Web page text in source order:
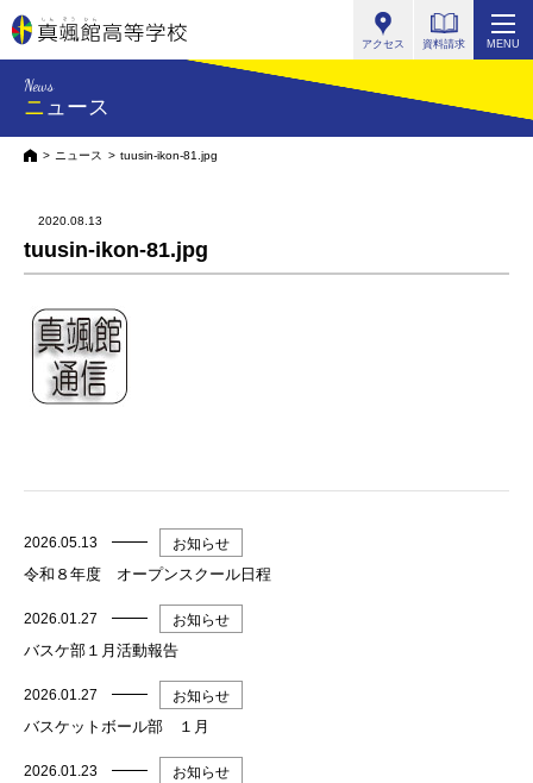
アクセス 資料請求 MENU
News
ニュース
HOMEニュース tuusin-ikon-81.jpg
2020.08.13
tuusin-ikon-81.jpg
2026.05.13 お知らせ
令和８年度 オープンスクール日程
2026.01.27 お知らせ
バスケ部１月活動報告
2026.01.27 お知らせ
バスケットボール部 １月
2026.01.23 お知らせ